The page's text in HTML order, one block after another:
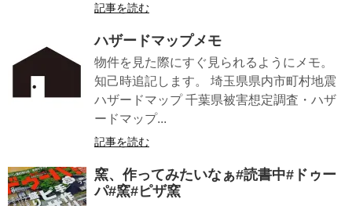
記事を読む
ハザードマップメモ
物件を見た際にすぐ見られるようにメモ。
知己時追記します。 埼玉県県内市町村地震
ハザードマップ 千葉県被害想定調査・ハザ
ードマップ...
記事を読む
窯、作ってみたいなぁ#読書中#ドゥー
パ#窯#ピザ窯